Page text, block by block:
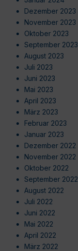
Dezember 2023
November 2023
Oktober 2023
September 2023
August 2023
Juli 2023
Juni 2023
Mai 2023
April 2023
März 2023
Februar 2023
Januar 2023
Dezember 2022
November 2022
Oktober 2022
September 2022
August 2022
Juli 2022
Juni 2022
Mai 2022
April 2022
März 2022